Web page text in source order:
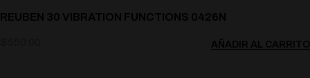
REUBEN 30 VIBRATION FUNCTIONS 0426N
AÑADIR AL CARRITO